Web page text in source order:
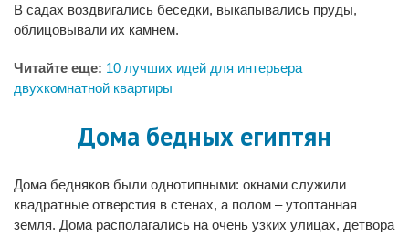
В садах воздвигались беседки, выкапывались пруды,
облицовывали их камнем.
Читайте еще: 10 лучших идей для интерьера
двухкомнатной квартиры
Дома бедных египтян
Дома бедняков были однотипными: окнами служили
квадратные отверстия в стенах, а полом – утоптанная
земля. Дома располагались на очень узких улицах, детвора